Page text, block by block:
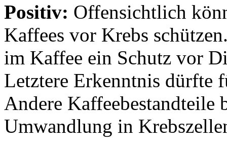
Positiv: Offensichtlich
Kaffees vor Krebs
im Kaffee ein Schutz vor
Letztere Erkenntnis
Andere Kaffeebestandteile
Umwandlung in